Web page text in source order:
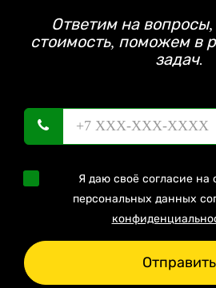
Ответим на
стоимость, поможем в
задач.
Я даю своё согласие на
персональных данных
Отправить